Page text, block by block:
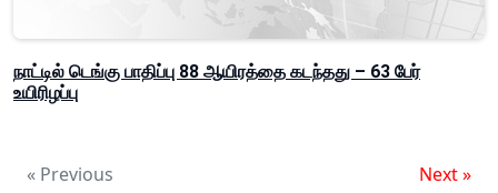
நாட்டில் டெங்கு பாதிப்பு 88 ஆயிரத்தை கடந்தது – 63 பேர்
உயிரிழப்பு
« Previous Next »